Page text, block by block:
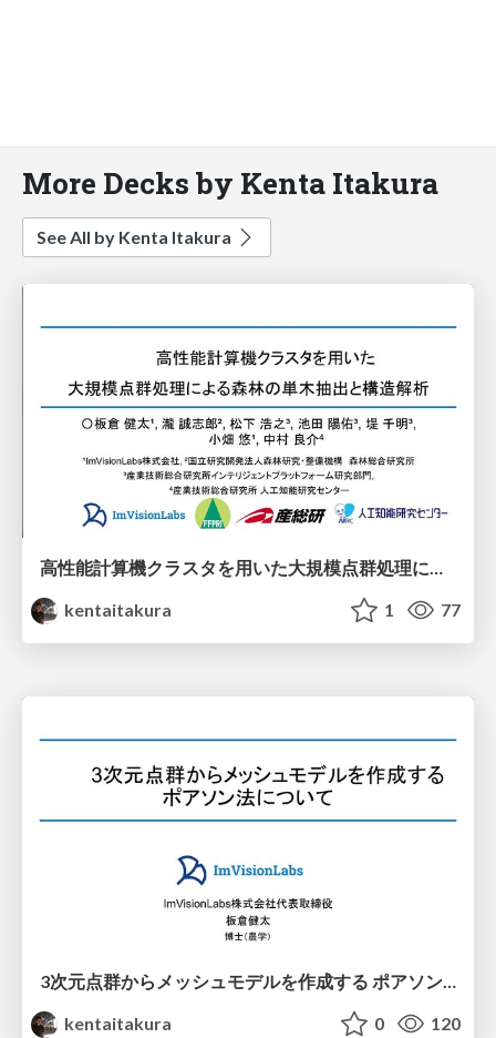
More Decks by Kenta Itakura
See All by Kenta Itakura
高性能計算機クラスタを用いた大規模点群処理による森林の単木抽出と構造解析
kentaitakura
1 77
kentaitakura
0 120